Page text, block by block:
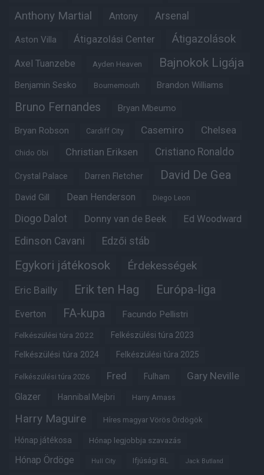
Anthony Martial Antony Arsenal
Aston Villa Átigazolási Center Átigazolások
Axel Tuanzebe Ayden Heaven Bajnokok Ligája
Benjamin Sesko Bournemouth Brandon Williams
Bruno Fernandes Bryan Mbeumo
Bryan Robson Cardiff City Casemiro Chelsea
Chido Obi Christian Eriksen Cristiano Ronaldo
Crystal Palace Darren Fletcher David De Gea
David Gill Dean Henderson Diego Leon
Diogo Dalot Donny van de Beek Ed Woodward
Edinson Cavani Edzői stáb
Egykori játékosok Érdekességek
Eric Bailly Erik ten Hag Európa-liga
Everton FA-kupa Facundo Pellistri
Felkészülési túra 2022 Felkészülési túra 2023
Felkészülési túra 2024 Felkészülési túra 2025
Felkészülési túra 2026 Fred Fulham Gary Neville
Glazer Hannibal Mejbri Harry Amass
Harry Maguire Híres magyar Vörös Ördögök
Hónap játékosa Hónap legjobbja szavazás
Hónap Ördöge Hull City Ifjúsági BL Jack Butland